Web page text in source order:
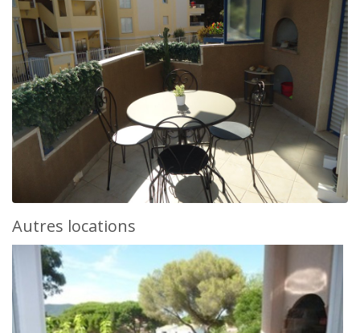
Autres locations